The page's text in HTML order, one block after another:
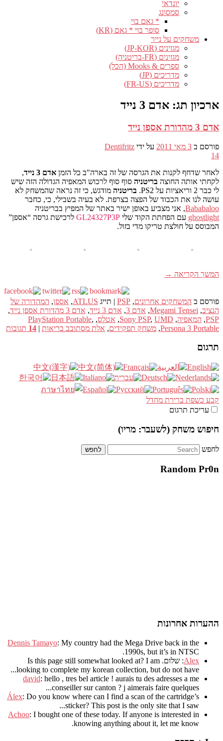
יונדאי
סמסונג
* גאם בוי
סופר בוי * גאם (KR)
משחקים על נייר
מגזינים (JP-KOR)
מגזינים (FR-בריטניה)
ספרים & Mooks (הכל)
מדריכים (JP)
מדריכים (FR-US)
ארכיון תג: אדם 3 נייד
אדם 3 מהדורת אספן נייד
פורסם ב 3 מאי 2011 על ידי Dentifritz
14
לאחר שדחף לקנות את הגרסה של זה בארה"ב כל הזמן אדם 3 נייד
,
לקחתי אותה החוצה בריטניה סוף סוף לרכוש המאפיה הגדולה הזה שיש
לי כבר 2 וריאציות על PS2.
בריטניה מודגש, כי זה נראה שהמשחק לא
עושה לנו את הכבוד של הפצה בצרפת. לא בעיה בשבילי, כי, כחבר
Bababaloo, אני מצביע באופן ישיר באתר של המפיץ בבריטניה
ghostlight עם הפחתת הקוד שלי GL24327P3P לרכישת גרסה “אספן”
המבוסס על חולצת טריקו מדי בזול.
המשך הקריאה →
פורסם ב המשחקים אחרונים,
PSP
| תייג ATLUS
, אספן, המהדורה של
הנציב,
Megami Tensei
, אדם 3 , אדם 3 נייד , אדם 3 מהדורת אספן נייד
,
PSP
, המאפיה,
Sony PSP, UMD
, אטלס,
PlayStation Portable,
Persona 3 Portable
, משחק תפקידים, אלת מסתובב בריאות |
14 תגובות
תרגום
קבע כשפת ברירת מחדל
עריכת תרגום
חיפוש משחק (לשעבר: מריו)
לחפש
Random Pr0n
ההערות אחרונות
Dennis Tamayo: My country had the Mega Drive back in the
1990s, but it’s in NTSC
.
Alex: שלום. Is this page still somewhat looked at? I am
looking to complete my korean collection, but do not have..
.
david: hello , tres bel article ! aurais tu des adresses a me
conseiller sur canton ? j aimerais faire quelques..
.
Álex: Do you know where can I find a scan of the cartridge’s
sticker? This post is the only site that I saw...
Achoo: I bought one of these today. If anyone is interested in
knowing anything about it, let me know.